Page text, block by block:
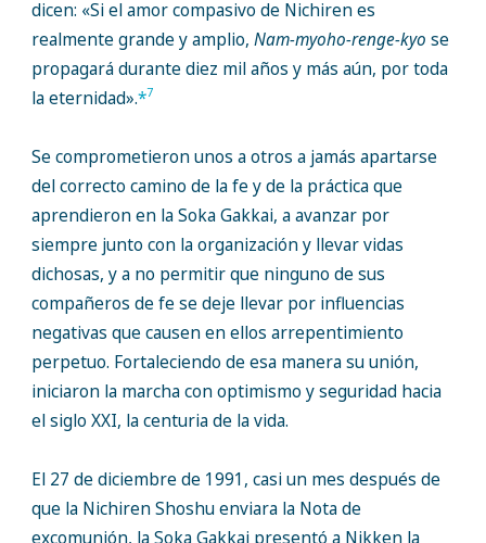
dicen: «Si el amor compasivo de Nichiren es
realmente grande y amplio, Nam-myoho-renge-kyo se
propagará durante diez mil años y más aún, por toda
la eternidad».*7
Se comprometieron unos a otros a jamás apartarse
del correcto camino de la fe y de la práctica que
aprendieron en la Soka Gakkai, a avanzar por
siempre junto con la organización y llevar vidas
dichosas, y a no permitir que ninguno de sus
compañeros de fe se deje llevar por influencias
negativas que causen en ellos arrepentimiento
perpetuo. Fortaleciendo de esa manera su unión,
iniciaron la marcha con optimismo y seguridad hacia
el siglo XXI, la centuria de la vida.
El 27 de diciembre de 1991, casi un mes después de
que la Nichiren Shoshu enviara la Nota de
excomunión, la Soka Gakkai presentó a Nikken la